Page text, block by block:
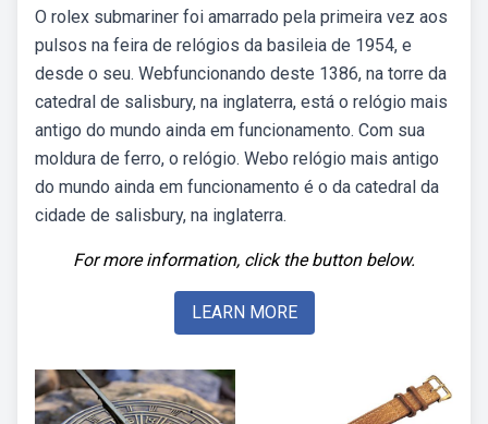
O rolex submariner foi amarrado pela primeira vez aos
pulsos na feira de relógios da basileia de 1954, e
desde o seu. Webfuncionando deste 1386, na torre da
catedral de salisbury, na inglaterra, está o relógio mais
antigo do mundo ainda em funcionamento. Com sua
moldura de ferro, o relógio. Webo relógio mais antigo
do mundo ainda em funcionamento é o da catedral da
cidade de salisbury, na inglaterra.
For more information, click the button below.
LEARN MORE